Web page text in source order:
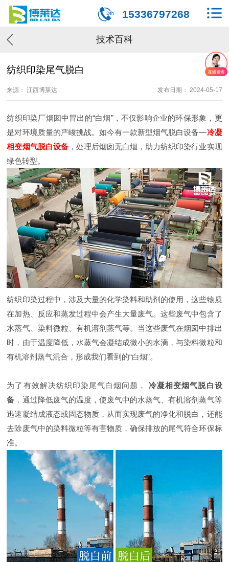
15336797268
技术百科
纺织印染尾气脱白
来源： 江西博莱达 发布日期： 2024-05-17
纺织印染厂烟囱中冒出的“白烟”，不仅影响企业的环保形象，更
是对环境质量的严峻挑战。如今有一款新型烟气脱白设备—冷凝
相变烟气脱白设备，处理后烟囱无白烟，助力纺织印染行业实现
绿色转型。
纺织印染过程中，涉及大量的化学染料和助剂的使用，这些物质
在加热、反应和蒸发过程中会产生大量废气。这些废气中包含了
水蒸气、染料微粒、有机溶剂蒸气等。当这些废气在烟囱中排出
时，由于温度降低，水蒸气会凝结成微小的水滴，与染料微粒和
有机溶剂蒸气混合，形成我们看到的“白烟”。
为了有效解决纺织印染尾气白烟问题，冷凝相变烟气脱白设
备 ，通过降低废气的温度，使废气中的水蒸气、有机溶剂蒸气等
迅速凝结成液态或固态物质，从而实现废气的净化和脱白，还能
去除废气中的染料微粒等有害物质，确保排放的尾气符合环保标
准。